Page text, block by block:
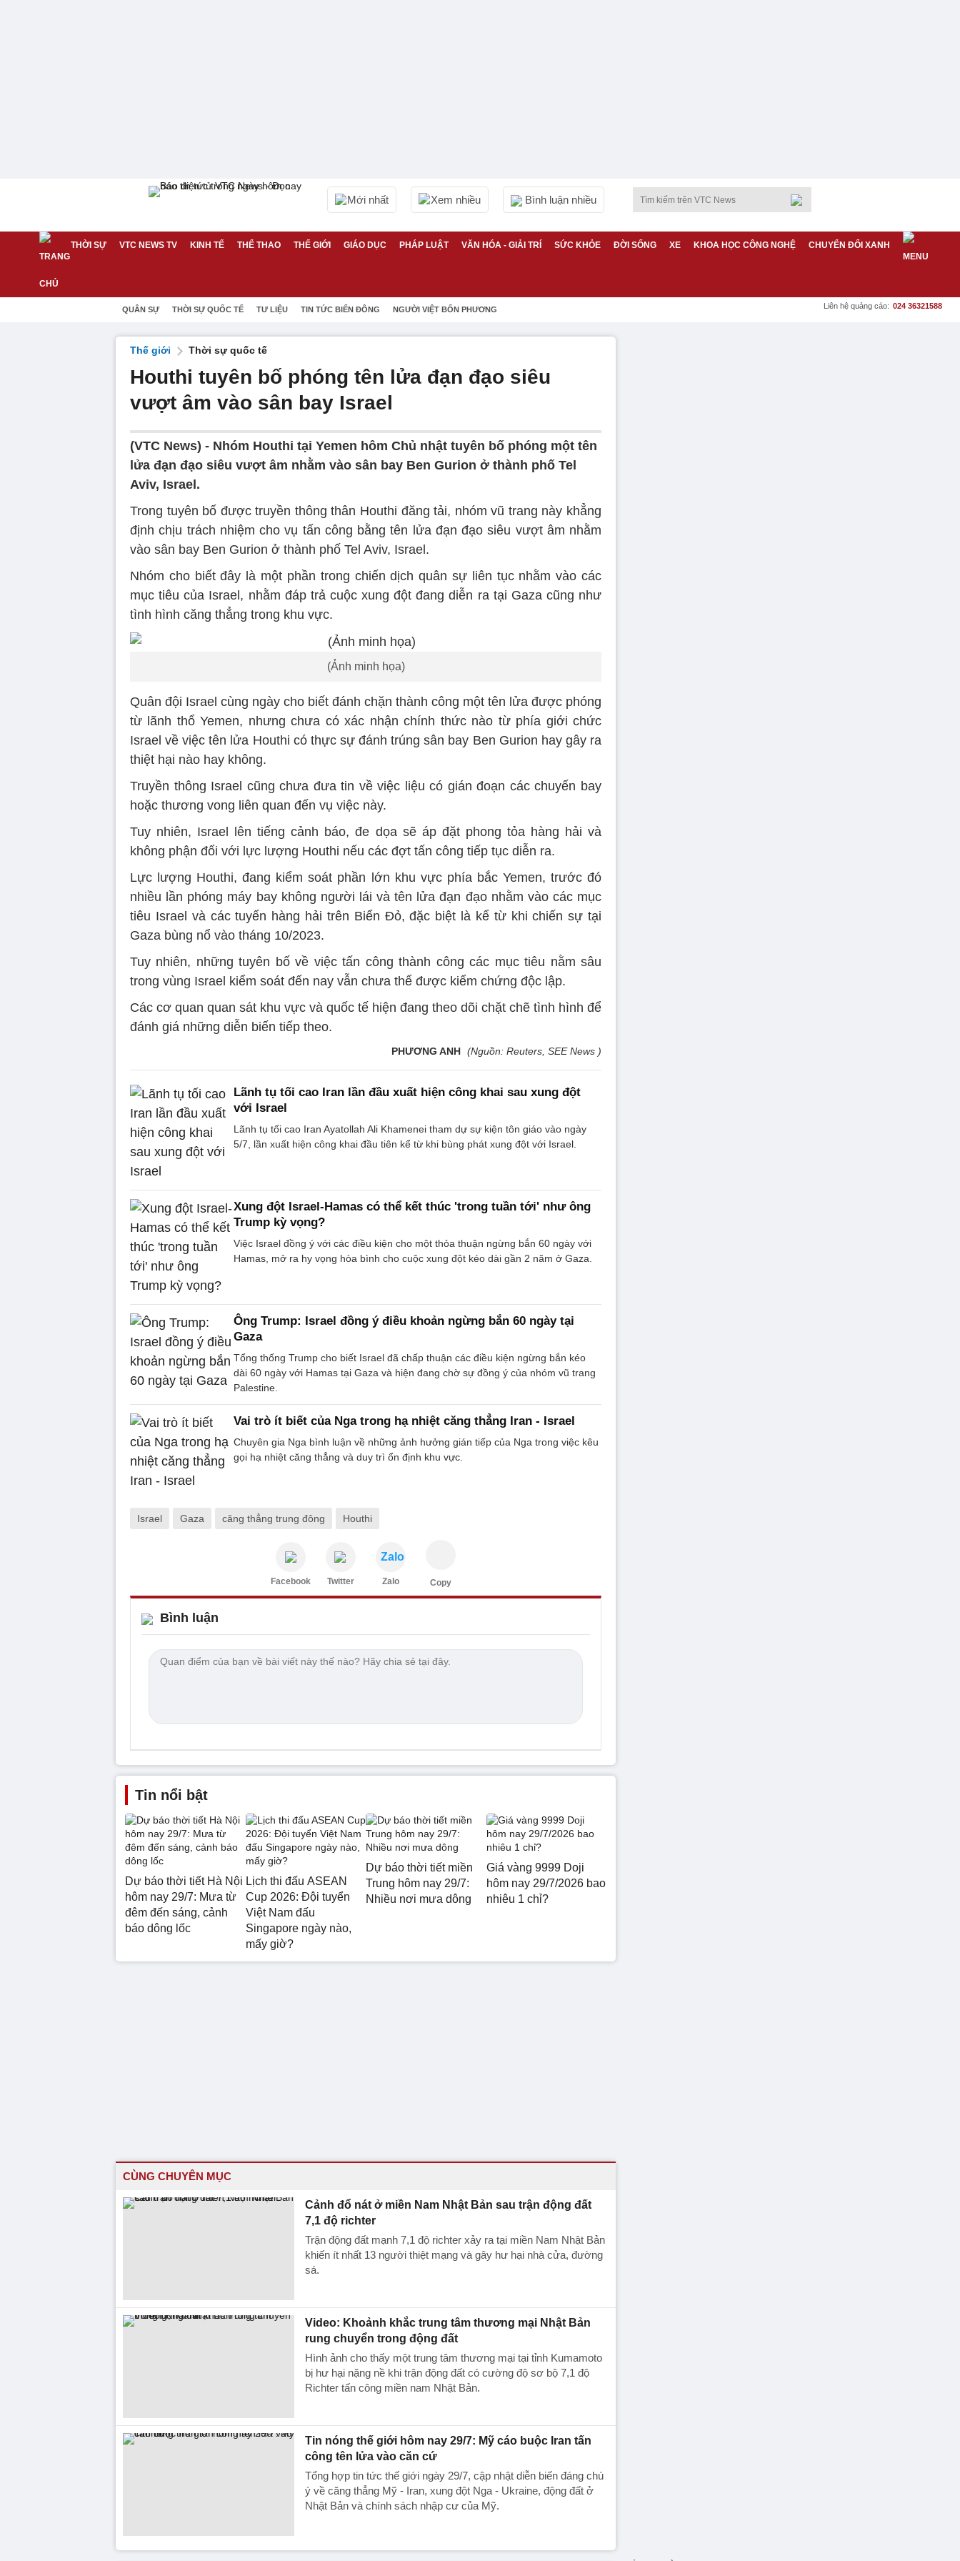
Mới nhất Xem nhiều Bình luận nhiều
THỜI SỰ VTC NEWS TV KINH TẾ THỂ THAO THẾ GIỚI GIÁO DỤC PHÁP LUẬT VĂN HÓA - GIẢI TRÍ SỨC KHỎE ĐỜI SỐNG XE KHOA HỌC CÔNG NGHỆ CHUYỂN ĐỔI XANH
QUÂN SỰ THỜI SỰ QUỐC TẾ TƯ LIỆU TIN TỨC BIỂN ĐÔNG NGƯỜI VIỆT BỐN PHƯƠNG Liên hệ quảng cáo: 024 36321588
Thế giới Thời sự quốc tế
Houthi tuyên bố phóng tên lửa đạn đạo siêu
vượt âm vào sân bay Israel
(VTC News) - Nhóm Houthi tại Yemen hôm Chủ nhật tuyên bố phóng một tên
lửa đạn đạo siêu vượt âm nhằm vào sân bay Ben Gurion ở thành phố Tel
Aviv, Israel.
Trong tuyên bố được truyền thông thân Houthi đăng tải, nhóm vũ trang này khẳng
định chịu trách nhiệm cho vụ tấn công bằng tên lửa đạn đạo siêu vượt âm nhằm
vào sân bay Ben Gurion ở thành phố Tel Aviv, Israel.
Nhóm cho biết đây là một phần trong chiến dịch quân sự liên tục nhằm vào các
mục tiêu của Israel, nhằm đáp trả cuộc xung đột đang diễn ra tại Gaza cũng như
tình hình căng thẳng trong khu vực.
(Ảnh minh họa)
Quân đội Israel cùng ngày cho biết đánh chặn thành công một tên lửa được phóng
từ lãnh thổ Yemen, nhưng chưa có xác nhận chính thức nào từ phía giới chức
Israel về việc tên lửa Houthi có thực sự đánh trúng sân bay Ben Gurion hay gây ra
thiệt hại nào hay không.
Truyền thông Israel cũng chưa đưa tin về việc liệu có gián đoạn các chuyến bay
hoặc thương vong liên quan đến vụ việc này.
Tuy nhiên, Israel lên tiếng cảnh báo, đe dọa sẽ áp đặt phong tỏa hàng hải và
không phận đối với lực lượng Houthi nếu các đợt tấn công tiếp tục diễn ra.
Lực lượng Houthi, đang kiểm soát phần lớn khu vực phía bắc Yemen, trước đó
nhiều lần phóng máy bay không người lái và tên lửa đạn đạo nhằm vào các mục
tiêu Israel và các tuyến hàng hải trên Biển Đỏ, đặc biệt là kể từ khi chiến sự tại
Gaza bùng nổ vào tháng 10/2023.
Tuy nhiên, những tuyên bố về việc tấn công thành công các mục tiêu nằm sâu
trong vùng Israel kiểm soát đến nay vẫn chưa thể được kiểm chứng độc lập.
Các cơ quan quan sát khu vực và quốc tế hiện đang theo dõi chặt chẽ tình hình để
đánh giá những diễn biến tiếp theo.
PHƯƠNG ANH (Nguồn: Reuters, SEE News )
Lãnh tụ tối cao Iran lần đầu xuất hiện công khai sau xung đột
với Israel
Lãnh tụ tối cao Iran Ayatollah Ali Khamenei tham dự sự kiện tôn giáo vào ngày
5/7, lần xuất hiện công khai đầu tiên kể từ khi bùng phát xung đột với Israel.
Xung đột Israel-Hamas có thể kết thúc 'trong tuần tới' như ông
Trump kỳ vọng?
Việc Israel đồng ý với các điều kiện cho một thỏa thuận ngừng bắn 60 ngày với
Hamas, mở ra hy vọng hòa bình cho cuộc xung đột kéo dài gần 2 năm ở Gaza.
Ông Trump: Israel đồng ý điều khoản ngừng bắn 60 ngày tại
Gaza
Tổng thống Trump cho biết Israel đã chấp thuận các điều kiện ngừng bắn kéo
dài 60 ngày với Hamas tại Gaza và hiện đang chờ sự đồng ý của nhóm vũ trang
Palestine.
Vai trò ít biết của Nga trong hạ nhiệt căng thẳng Iran - Israel
Chuyên gia Nga bình luận về những ảnh hưởng gián tiếp của Nga trong việc kêu
gọi hạ nhiệt căng thẳng và duy trì ổn định khu vực.
Israel Gaza căng thẳng trung đông Houthi
Facebook Twitter
Zalo
Zalo Copy
Bình luận
Tin nổi bật
Dự báo thời tiết Hà Nội
hôm nay 29/7: Mưa từ
đêm đến sáng, cảnh
báo dông lốc
Lịch thi đấu ASEAN
Cup 2026: Đội tuyển
Việt Nam đấu
Singapore ngày nào,
mấy giờ?
Dự báo thời tiết miền
Trung hôm nay 29/7:
Nhiều nơi mưa dông
Giá vàng 9999 Doji
hôm nay 29/7/2026 bao
nhiêu 1 chỉ?
CÙNG CHUYÊN MỤC
Cảnh đổ nát ở miền Nam Nhật Bản sau trận động đất
7,1 độ richter
Trận động đất mạnh 7,1 độ richter xảy ra tại miền Nam Nhật Bản
khiến ít nhất 13 người thiệt mạng và gây hư hại nhà cửa, đường
sá.
Video: Khoảnh khắc trung tâm thương mại Nhật Bản
rung chuyển trong động đất
Hình ảnh cho thấy một trung tâm thương mại tại tỉnh Kumamoto
bị hư hại nặng nề khi trận động đất có cường độ sơ bộ 7,1 độ
Richter tấn công miền nam Nhật Bản.
Tin nóng thế giới hôm nay 29/7: Mỹ cáo buộc Iran tấn
công tên lửa vào căn cứ
Tổng hợp tin tức thế giới ngày 29/7, cập nhật diễn biến đáng chú
ý về căng thẳng Mỹ - Iran, xung đột Nga - Ukraine, động đất ở
Nhật Bản và chính sách nhập cư của Mỹ.